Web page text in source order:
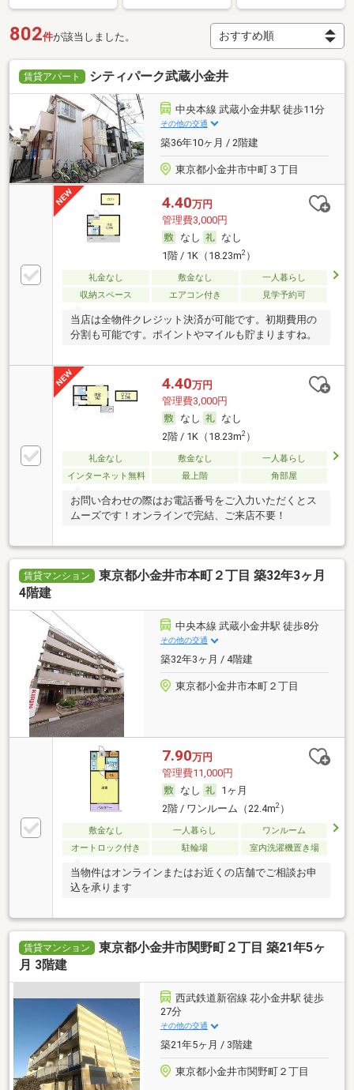
802件が該当しました。
賃貸アパート シティパーク武蔵小金井
中央本線 武蔵小金井駅 徒歩11分
その他の交通
築36年10ヶ月 / 2階建
東京都小金井市中町３丁目
4.40万円
管理費3,000円
なし
なし
1階 / 1K（18.23m2）
礼金なし 敷金なし
一人暮らし
収納スペース
エアコン付き 見学予約可
当店は全物件クレジット決済が可能です。初期費用の
分割も可能です。ポイントやマイルも貯まりますね。
4.40万円
管理費3,000円
なし
なし
2階 / 1K（18.23m2）
礼金なし 敷金なし
一人暮らし
インターネット無料
最上階 角部屋
お問い合わせの際はお電話番号をご入力いただくとス
ムーズです！オンラインで完結、ご来店不要！
賃貸マンション
東京都小金井市本町２丁目 築32年3ヶ月
4階建
中央本線 武蔵小金井駅 徒歩8分
その他の交通
築32年3ヶ月 / 4階建
東京都小金井市本町２丁目
7.90万円
管理費11,000円
なし
1ヶ月
2階 / ワンルーム（22.4m2）
敷金なし 一人暮らし
ワンルーム
オートロック付き
駐輪場 室内洗濯機置き場
当物件はオンラインまたはお近くの店舗でご相談お申
込を承ります
賃貸マンション
東京都小金井市関野町２丁目 築21年5ヶ
月 3階建
西武鉄道新宿線 花小金井駅 徒歩
27分
その他の交通
築21年5ヶ月 / 3階建
東京都小金井市関野町２丁目